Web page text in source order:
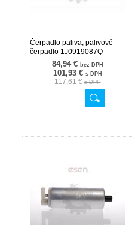
Čerpadlo paliva, palivové
čerpadlo 1J0919087Q
02SKV75284,94 € bez DPH
101,93 € s DPH
117,61 €s DPH